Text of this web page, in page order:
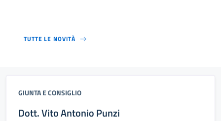
TUTTE LE NOVITÀ
GIUNTA E CONSIGLIO
Dott. Vito Antonio Punzi